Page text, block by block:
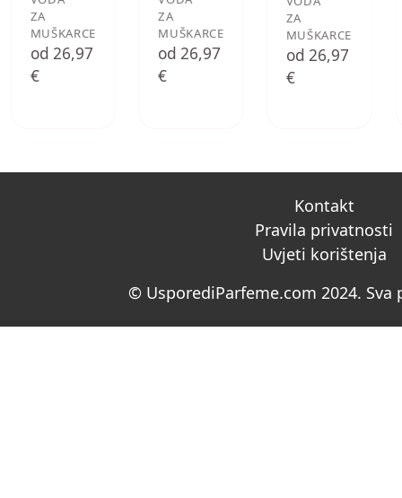
ZA
MUŠKARCE
od 26,97
€
ZA
MUŠKARCE
od 26,97
€
ZA
MUŠKARCE
od 26,97
€
Kontakt
Pravila privatnosti
Uvjeti korištenja
© UsporediParfeme.com 2024. Sva